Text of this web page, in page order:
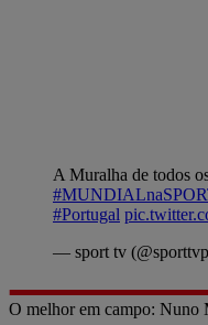
A Muralha de todos
#Portugal
— sport tv
O melhor em campo: Nuno